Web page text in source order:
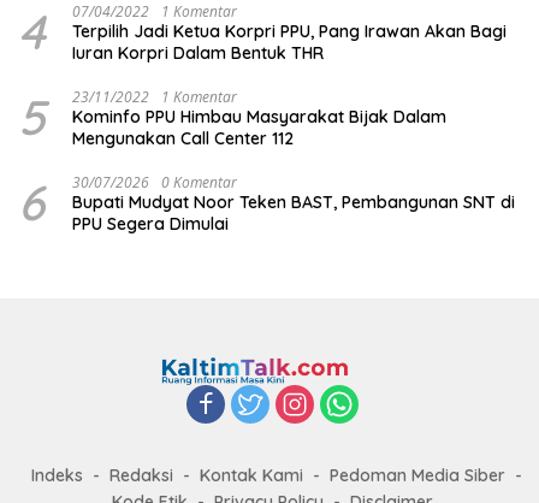
4 07/04/2022 1 Komentar
Terpilih Jadi Ketua Korpri PPU, Pang Irawan Akan Bagi
Iuran Korpri Dalam Bentuk THR
5 23/11/2022 1 Komentar
Kominfo PPU Himbau Masyarakat Bijak Dalam
Mengunakan Call Center 112
6 30/07/2026 0 Komentar
Bupati Mudyat Noor Teken BAST, Pembangunan SNT di
PPU Segera Dimulai
Indeks Redaksi Kontak Kami
Pedoman Media Siber